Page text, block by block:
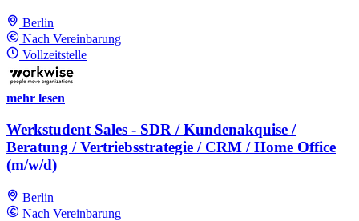
Berlin
Nach Vereinbarung
Vollzeitstelle
mehr lesen
Werkstudent Sales - SDR / Kundenakquise /
Beratung / Vertriebsstrategie / CRM / Home Office
(m/w/d)
Berlin
Nach Vereinbarung